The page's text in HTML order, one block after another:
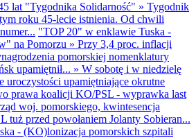
lat "Tygodnika Solidarność" » Tygodnik
roku 45-lecie istnienia. Od chwili
"TOP 20" w enklawie Tuska -
na Pomorzu » Przy 3,4 proc. inflacji
pomorskiej nomenklatury
upamiętnił... » W sobotę i w niedzielę
uroczystości upamiętniające okrutne
prawa koalicji KO/PSL - wyprawka last
woj. pomorskiego, kwintesencja
tuż przed powołaniem Jolanty Sobieran...
- (KO)lonizacja pomorskich szpitali